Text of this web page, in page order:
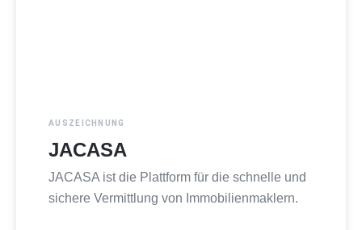
AUSZEICHNUNG
JACASA
JACASA ist die Plattform für die schnelle und
sichere Vermittlung von Immobilienmaklern.